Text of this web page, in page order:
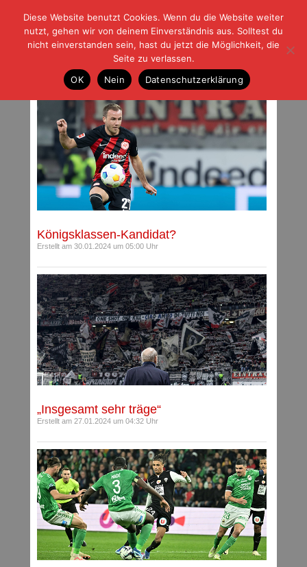
| | |BLOG-GFußball und der Rest
HOME|REGELN|IMPRESSUM |DATENSCHUTZ
Archiv für Januar 2024
Königsklassen-Kandidat?
Erstellt am 30.01.2024 um 05:00 Uhr
„Insgesamt sehr träge“
Erstellt am 27.01.2024 um 04:32 Uhr
Diese Website benutzt Cookies. Wenn du die Website weiter
nutzt, gehen wir von deinem Einverständnis aus. Solltest du
nicht einverstanden sein, hast du jetzt die Möglichkeit, die
Seite zu verlassen.
OK
Nein Datenschutzerklärung